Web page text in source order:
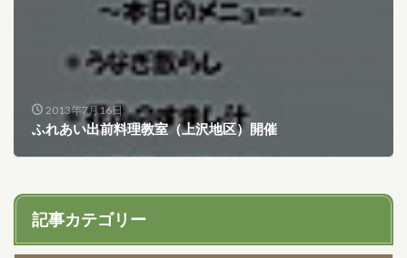
2013年7月16日
ふれあい出前料理教室（上沢地区）開催
記事カテゴリー